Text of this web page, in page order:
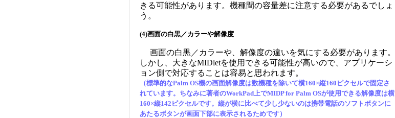
きる可能性があります。機種間の容量差に注意する必要があるでしょ
う。
(4)画面の白黒／カラーや解像度
画面の白黒／カラーや、解像度の違いを気にする必要があります。
しかし、大きなMIDletを使用できる可能性が高いので、アプリケーシ
ョン側で対応することは容易と思われます。
（標準的なPalm OS機の画面解像度は数機種を除いて横160×縦160ピクセルで固定さ
れています。ちなみに著者のWorkPad上でMIDP for Palm OSが使用できる解像度は横
160×縦142ピクセルです。縦が横に比べて少し少ないのは携帯電話のソフトボタンに
あたるボタンが画面下部に表示されるためです）